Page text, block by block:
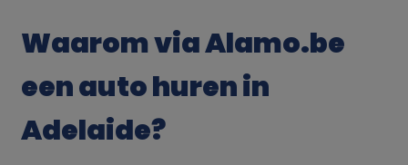
Waarom via Alamo.be
een auto huren in
Adelaide?